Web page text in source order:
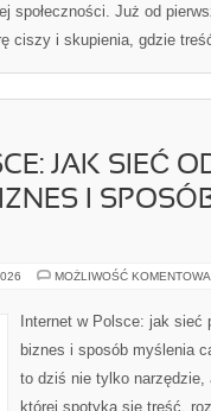
społeczności. Już od
ciszy i skupienia, gdzie
JAK SIEĆ
I
MOŻLIWOŚĆ
Internet w Polsce: jak sieć
biznes i sposób myślenia
to dziś nie tylko narzędzie,
której spotyka się treść,